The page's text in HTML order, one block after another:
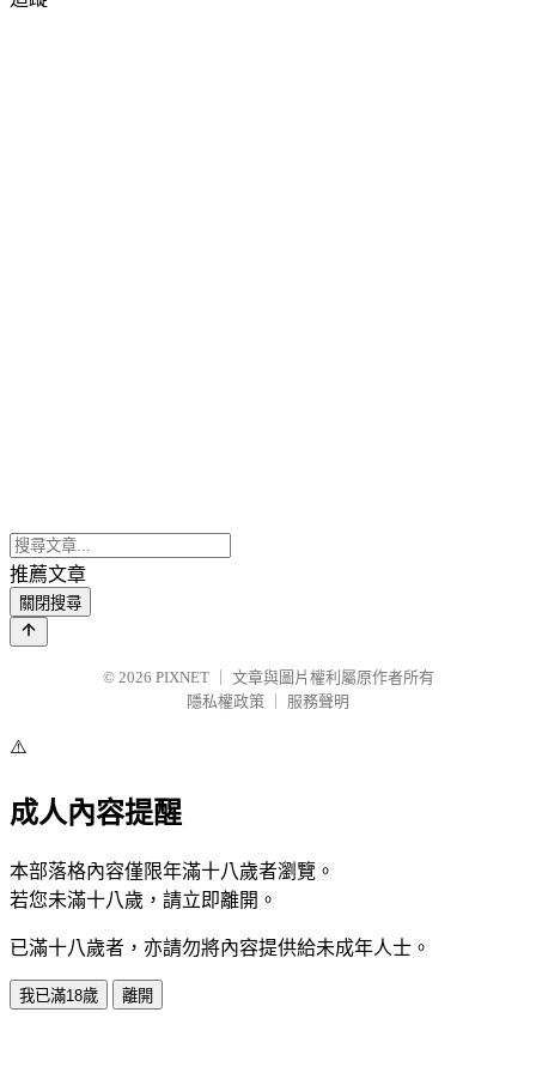
推薦文章
關閉搜尋
© 2026 PIXNET
文章與圖片權利屬原作者所有
隱私權政策
服務聲明
⚠️
成人內容提醒
本部落格內容僅限年滿十八歲者瀏覽。
若您未滿十八歲，請立即離開。
已滿十八歲者，亦請勿將內容提供給未成年人士。
我已滿18歲 離開